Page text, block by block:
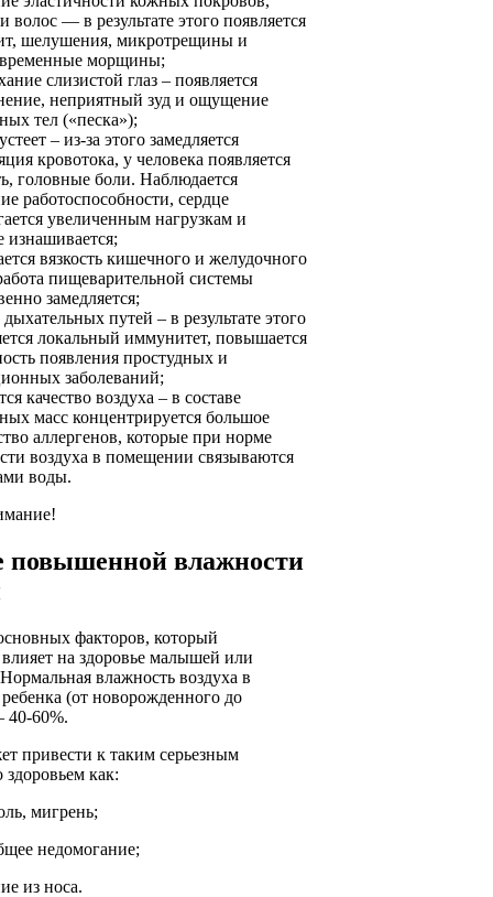
волос — в результате этого появляется
шелушения, микротрещины и
морщины;
слизистой глаз – появляется
неприятный зуд и ощущение
тел («песка»);
– из-за этого замедляется
кровотока, у человека появляется
головные боли. Наблюдается
работоспособности, сердце
увеличенным нагрузкам и
изнашивается;
вязкость кишечного и желудочного
пищеварительной системы
замедляется;
дыхательных путей – в результате этого
локальный иммунитет, повышается
появления простудных и
заболеваний;
качество воздуха – в составе
масс концентрируется большое
аллергенов, которые при норме
воздуха в помещении связываются
воды.
повышенной влажности
факторов, который
на здоровье малышей или
влажность воздуха в
(от новорожденного до
40-60%.
привести к таким серьезным
как:
мигрень;
недомогание;
из носа.